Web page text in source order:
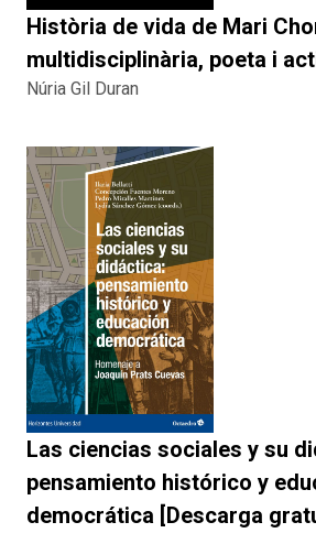
Història de vida de Mari
multidisciplinària, poeta i
Núria Gil Duran
Las ciencias sociales y su
pensamiento histórico y
democrática [Descarga